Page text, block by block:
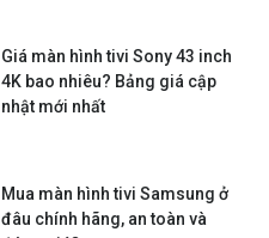
Giá màn hình tivi Sony 43 inch
4K bao nhiêu? Bảng giá cập
nhật mới nhất
Mua màn hình tivi Samsung ở
đâu chính hãng, an toàn và